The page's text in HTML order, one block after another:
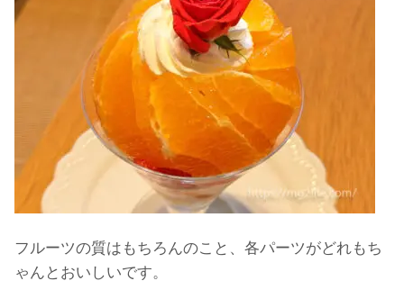
フルーツの質はもちろんのこと、各パーツがどれもち
ゃんとおいしいです。